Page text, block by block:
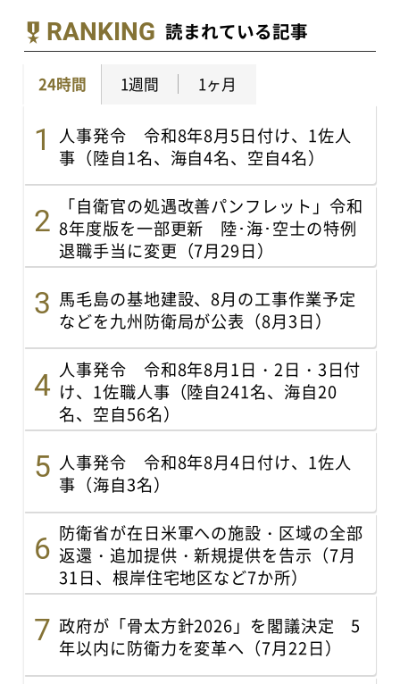
RANKING 読まれている記事
24時間 1週間 1ヶ月
人事発令 令和8年8月5日付け、1佐人
事（陸自1名、海自4名、空自4名）
「自衛官の処遇改善パンフレット」令和
8年度版を一部更新 陸･海･空士の特例
退職手当に変更（7月29日）
馬毛島の基地建設、8月の工事作業予定
などを九州防衛局が公表（8月3日）
人事発令 令和8年8月1日・2日・3日付
け、1佐職人事（陸自241名、海自20
名、空自56名）
人事発令 令和8年8月4日付け、1佐人
事（海自3名）
防衛省が在日米軍への施設・区域の全部
返還・追加提供・新規提供を告示（7月
31日、根岸住宅地区など7か所）
政府が「骨太方針2026」を閣議決定 5
年以内に防衛力を変革へ（7月22日）